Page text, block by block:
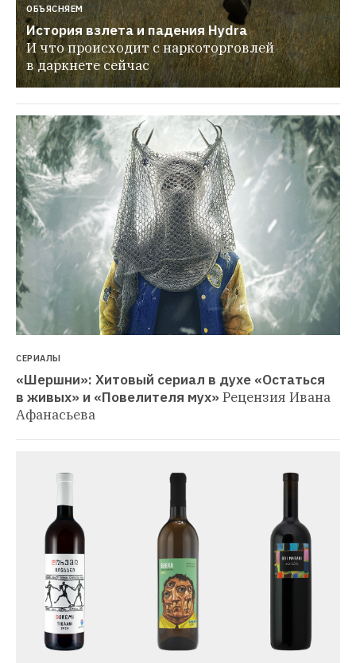
ОБЪЯСНЯЕМ
История взлета и падения Hydra
И что происходит с наркоторговлей
в даркнете сейчас
СЕРИАЛЫ
«Шершни»: Хитовый сериал в духе «Остаться
в живых» и «Повелителя мух» Рецензия Ивана
Афанасьева